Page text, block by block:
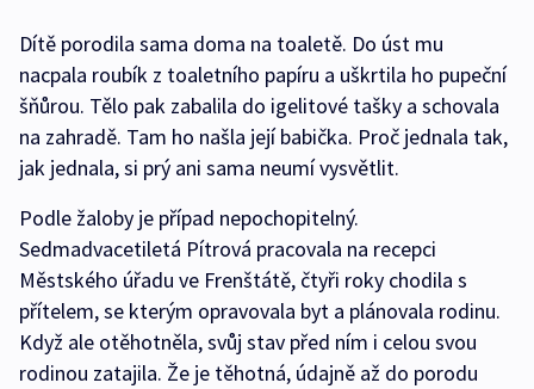
Dítě porodila sama doma na toaletě. Do úst mu
nacpala roubík z toaletního papíru a uškrtila ho pupeční
šňůrou. Tělo pak zabalila do igelitové tašky a schovala
na zahradě. Tam ho našla její babička. Proč jednala tak,
jak jednala, si prý ani sama neumí vysvětlit.
Podle žaloby je případ nepochopitelný.
Sedmadvacetiletá Pítrová pracovala na recepci
Městského úřadu ve Frenštátě, čtyři roky chodila s
přítelem, se kterým opravovala byt a plánovala rodinu.
Když ale otěhotněla, svůj stav před ním i celou svou
rodinou zatajila. Že je těhotná, údajně až do porodu